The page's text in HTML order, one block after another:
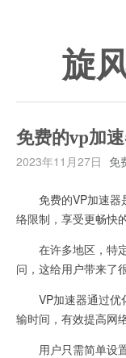
旋
免费的vp加
2023年11月27日 免
免费的VP加速器
络限制，享受更畅快
在许多地区，特定
问，这给用户带来了
VP加速器通过优
输时间，有效提高网
用户只需简单设置